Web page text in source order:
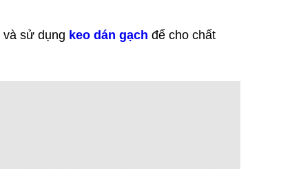
và sử dụng keo dán gạch để cho chất